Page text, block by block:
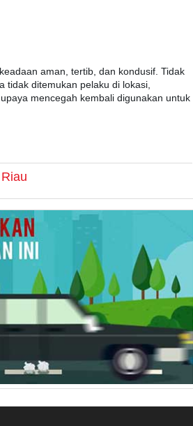
aman, tertib, dan kondusif. Tidak
tidak ditemukan pelaku di lokasi,
mencegah kembali digunakan untuk
Riau